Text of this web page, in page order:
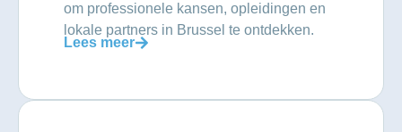
om professionele kansen, opleidingen en
lokale partners in Brussel te ontdekken.
Lees meer